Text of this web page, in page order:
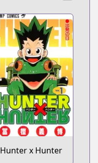
Hunter x Hunter